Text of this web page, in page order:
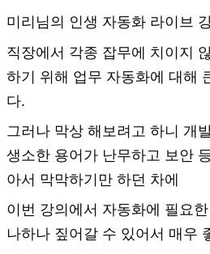
미리님의 인생 자동화 라이브
직장에서 각종 잡무에 치이지
하기 위해 업무 자동화에 대해
다.
그러나 막상 해보려고 하니 개
생소한 용어가 난무하고 보안
아서 막막하기만 하던 차에
이번 강의에서 자동화에 필요
나하나 짚어갈 수 있어서 매우